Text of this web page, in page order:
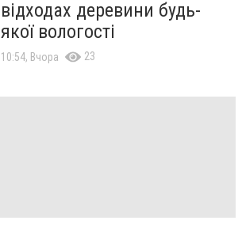
відходах деревини будь-
якої вологості
10:54, Вчора 23